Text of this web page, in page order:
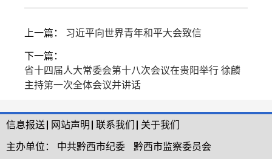
上一篇： 习近平向世界青年和平大会致信
下一篇：
省十四届人大常委会第十八次会议在贵阳举行 徐麟
主持第一次全体会议并讲话
信息报送 网站声明 联系我们 关于我们
主办单位： 中共黔西市纪委 黔西市监察委员会